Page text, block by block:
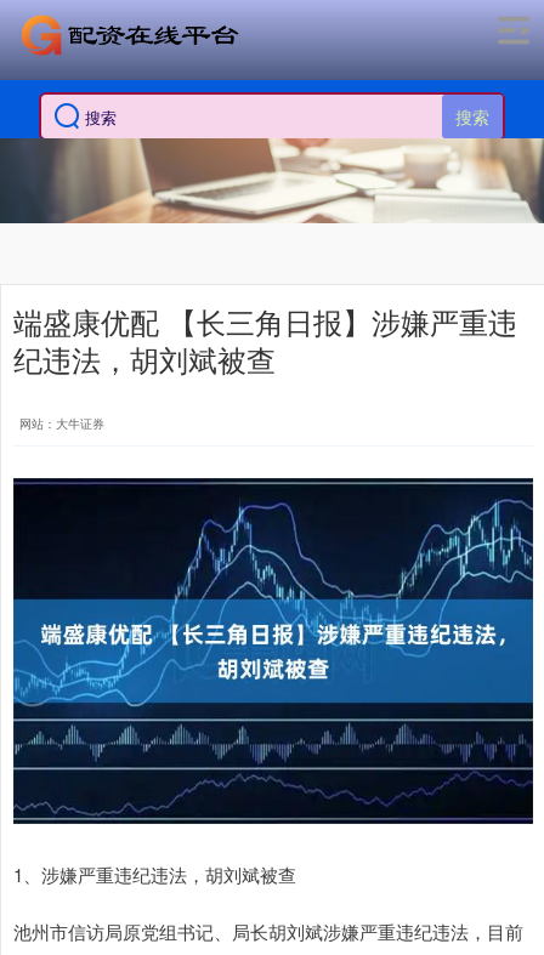
搜索
端盛康优配 【长三角日报】涉嫌严重违
纪违法，胡刘斌被查
网站：大牛证券
1、涉嫌严重违纪违法，胡刘斌被查
池州市信访局原党组书记、局长胡刘斌涉嫌严重违纪违法，目前